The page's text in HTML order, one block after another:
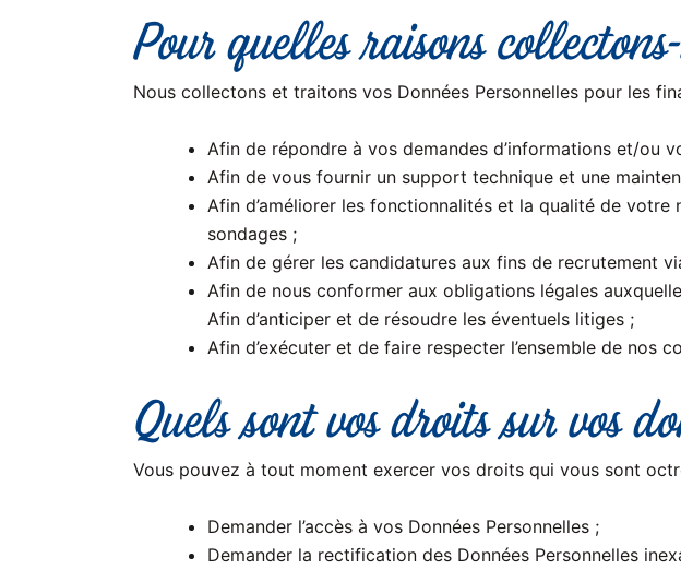
Pour quelles raisons
Nous collectons et traitons vos Données Personnelles pour les
Afin de répondre à vos demandes d’informations et/ou
Afin de vous fournir un support technique et une
Afin d’améliorer les fonctionnalités et la qualité de
sondages ;
Afin de gérer les candidatures aux fins de recrutement
Afin de nous conformer aux obligations légales
Afin d’anticiper et de résoudre les éventuels litiges ;
Afin d’exécuter et de faire respecter l’ensemble de nos
Quels sont vos droits sur vos
Vous pouvez à tout moment exercer vos droits qui vous sont
Demander l’accès à vos Données Personnelles ;
Demander la rectification des Données Personnelles